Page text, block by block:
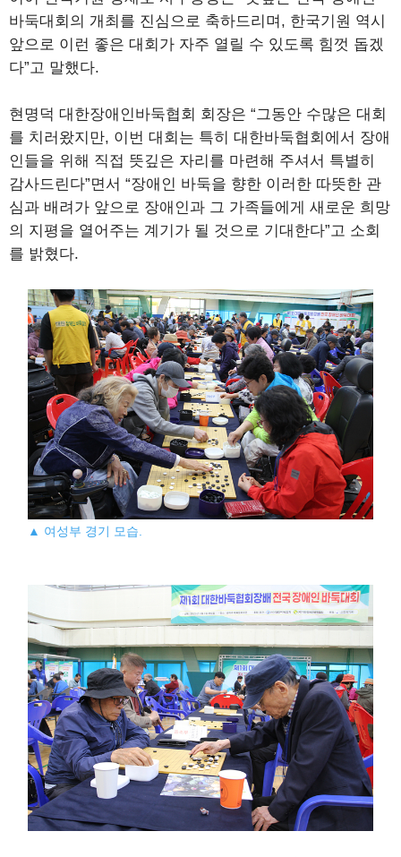
바둑대회의 개최를 진심으로 축하드리며, 한국기원 역시
앞으로 이런 좋은 대회가 자주 열릴 수 있도록 힘껏 돕겠
다”고 말했다.
현명덕 대한장애인바둑협회 회장은 “그동안 수많은 대회
를 치러왔지만, 이번 대회는 특히 대한바둑협회에서 장애
인들을 위해 직접 뜻깊은 자리를 마련해 주셔서 특별히
감사드린다”면서 “장애인 바둑을 향한 이러한 따뜻한 관
심과 배려가 앞으로 장애인과 그 가족들에게 새로운 희망
의 지평을 열어주는 계기가 될 것으로 기대한다”고 소회
를 밝혔다.
▲ 여성부 경기 모습.